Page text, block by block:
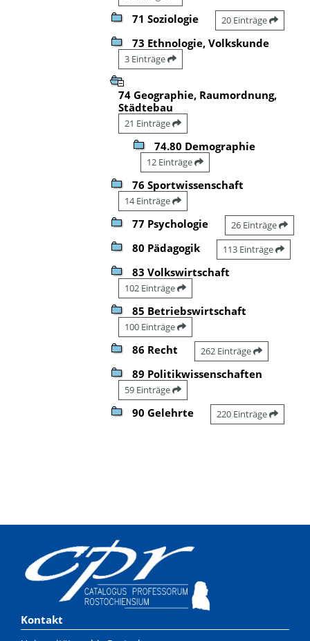
71 Soziologie 20 Einträge
73 Ethnologie, Volkskunde
3 Einträge
74 Geographie, Raumordnung,
Städtebau
21 Einträge
74.80 Demographie
12 Einträge
76 Sportwissenschaft
14 Einträge
77 Psychologie 26 Einträge
80 Pädagogik 113 Einträge
83 Volkswirtschaft
102 Einträge
85 Betriebswirtschaft
100 Einträge
86 Recht 262 Einträge
89 Politikwissenschaften
59 Einträge
90 Gelehrte 220 Einträge
Kontakt